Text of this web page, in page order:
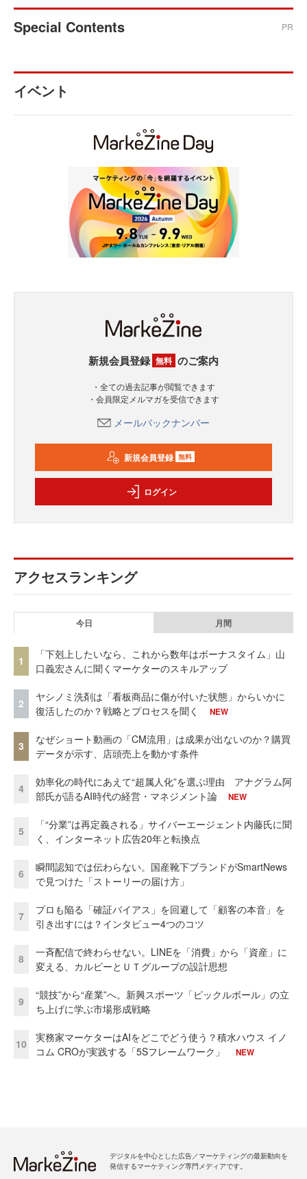
Special Contents PR
イベント
新規会員登録 無料 のご案内
・全ての過去記事が閲覧できます
・会員限定メルマガを受信できます
メールバックナンバー
新規会員登録 無料
ログイン
アクセスランキング
今日 月間
1
「下剋上したいなら、これから数年はボーナスタイム」山
口義宏さんに聞くマーケターのスキルアップ
2
ヤシノミ洗剤は「看板商品に傷が付いた状態」からいかに
復活したのか？戦略とプロセスを聞く
NEW
3
なぜショート動画の「CM流用」は成果が出ないのか？購買
データが示す、店頭売上を動かす条件
4
効率化の時代にあえて“超属人化”を選ぶ理由 アナグラム阿
部氏が語るAI時代の経営・マネジメント論
NEW
5
「“分業”は再定義される」サイバーエージェント内藤氏に聞
く、インターネット広告20年と転換点
6
瞬間認知では伝わらない。国産靴下ブランドがSmartNews
で見つけた「ストーリーの届け方」
7
プロも陥る「確証バイアス」を回避して「顧客の本音」を
引き出すには？インタビュー4つのコツ
8
一斉配信で終わらせない。LINEを「消費」から「資産」に
変える、カルビーとＵＴグループの設計思想
9
“競技”から“産業”へ。新興スポーツ「ピックルボール」の立
ち上げに学ぶ市場形成戦略
10
実務家マーケターはAIをどこでどう使う？積水ハウス イノ
コム CROが実践する「5Sフレームワーク」
NEW
デジタルを中心とした広告／マーケティングの最新動向を
発信するマーケティング専門メディアです。